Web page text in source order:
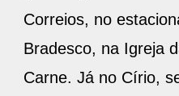
Correios, no
Bradesco, na Igreja
Carne. Já no Círio,